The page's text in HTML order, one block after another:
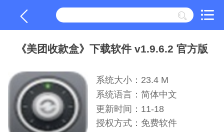
《美团收款盒》下载软件 v1.9.6.2 官方版
系统大小：23.4 M
系统语言：简体中文
更新时间：11-18
授权方式：免费软件